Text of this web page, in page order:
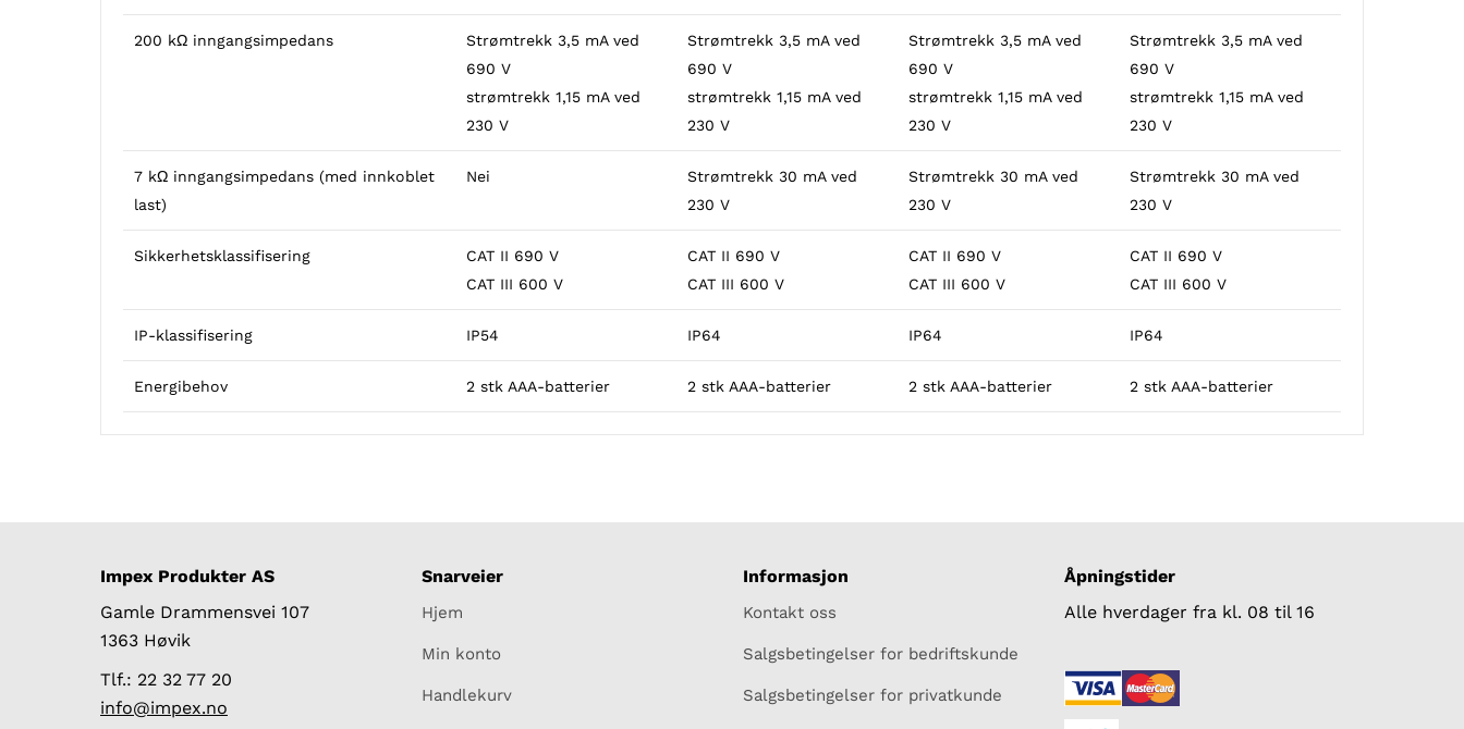
200 kΩ inngangsimpedans
Strømtrekk 3,5 mA ved
690 V
strømtrekk 1,15 mA ved
230 V
Strømtrekk 3,5 mA ved
690 V
strømtrekk 1,15 mA ved
230 V
Strømtrekk 3,5 mA ved
690 V
strømtrekk 1,15 mA ved
230 V
Strømtrekk 3,5 mA ved
690 V
strømtrekk 1,15 mA ved
230 V
7 kΩ inngangsimpedans (med innkoblet
last)
Nei
Strømtrekk 30 mA ved
230 V
Strømtrekk 30 mA ved
230 V
Strømtrekk 30 mA ved
230 V
Sikkerhetsklassifisering
CAT II 690 V
CAT III 600 V
CAT II 690 V
CAT III 600 V
CAT II 690 V
CAT III 600 V
CAT II 690 V
CAT III 600 V
IP-klassifisering IP54 IP64 IP64 IP64
Energibehov 2 stk AAA-batterier 2 stk AAA-batterier 2 stk AAA-batterier 2 stk AAA-batterier
Impex Produkter AS
Gamle Drammensvei 107
1363 Høvik
Tlf.: 22 32 77 20
info@impex.no
Snarveier
Hjem
Min konto
Handlekurv
Informasjon
Kontakt oss
Salgsbetingelser for bedriftskunde
Salgsbetingelser for privatkunde
Åpningstider
Alle hverdager fra kl. 08 til 16